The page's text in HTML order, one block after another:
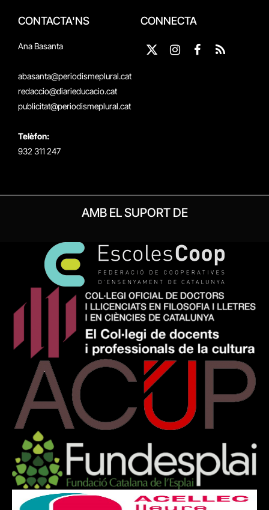
CONTACTA'NS
Ana Basanta
abasanta@periodismeplural.cat
redaccio@diarieducacio.cat
publicitat@periodismeplural.cat
Telèfon:
932 311 247
CONNECTA
X
InstagramFacebook
RSS
AMB EL SUPORT DE